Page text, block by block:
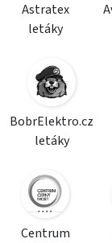
Astratex
letáky
BobrElektro.cz
letáky
Centrum